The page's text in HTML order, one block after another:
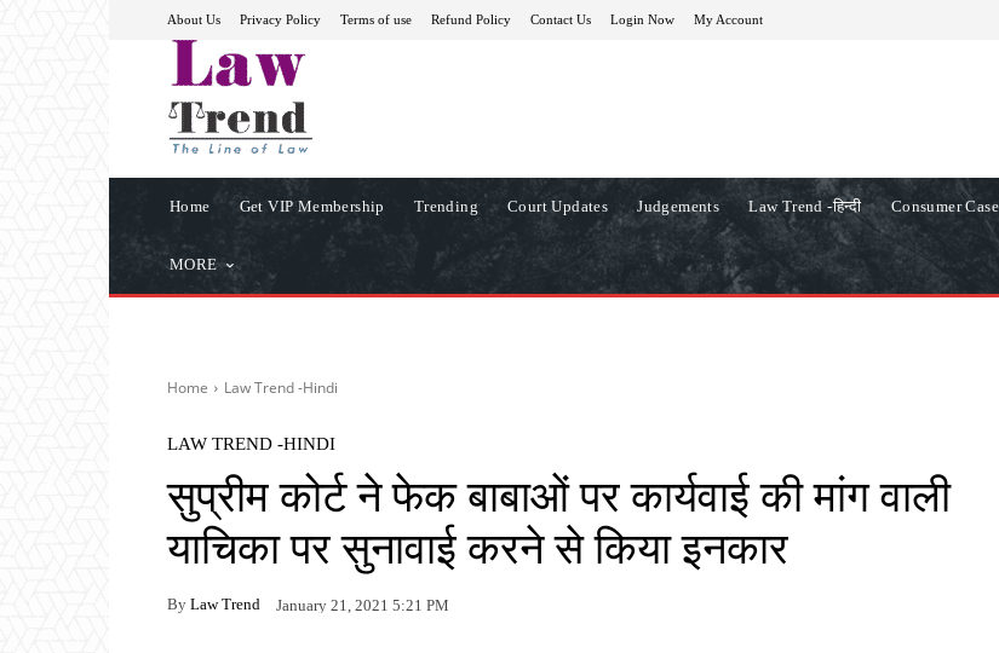
About Us Privacy Policy Terms of use Refund Policy Contact Us Login Now My Account
Home Get VIP Membership Trending Court Updates Judgements Law Trend -हिन्दी Consumer
MORE
Home Law Trend -Hindi
LAW TREND -HINDI
सुप्रीम कोर्ट ने फेक बाबाओं पर कार्यवाई की मांग वाली
याचिका पर सुनावाई करने से किया इनकार
By Law Trend January 21, 2021 5:21 PM